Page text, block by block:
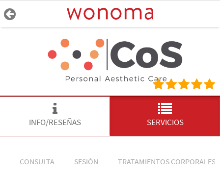
INFO/RESEÑAS SERVICIOS
CONSULTA SESIÓN TRATAMIENTOS CORPORALES